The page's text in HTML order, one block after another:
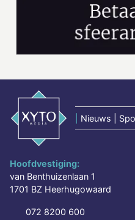
Nieuws |
Hoofdvestiging:
van Benthuizenlaan 1
1701 BZ Heerhugowaard
072 8200 600